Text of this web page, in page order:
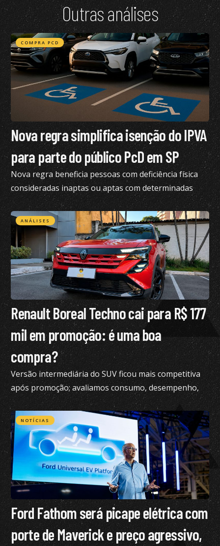
Outras análises
COMPRA PCD
Nova regra simplifica isenção do IPVA
para parte do público PcD em SP
Nova regra beneficia pessoas com deficiência física
consideradas inaptas ou aptas com determinadas
restrições na CNH
ANÁLISES
Renault Boreal Techno cai para R$ 177
mil em promoção: é uma boa
compra?
Versão intermediária do SUV ficou mais competitiva
após promoção; avaliamos consumo, desempenho,
conforto e mais
NOTÍCIAS
Ford Fathom será picape elétrica com
porte de Maverick e preço agressivo,